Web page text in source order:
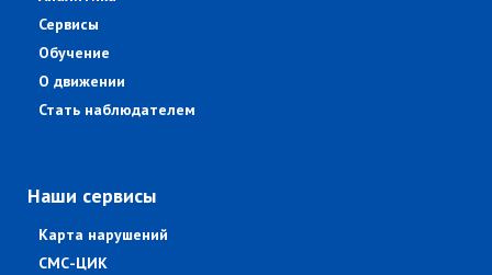
Сервисы
Обучение
О движении
Стать наблюдателем
Наши сервисы
Карта нарушений
СМС-ЦИК